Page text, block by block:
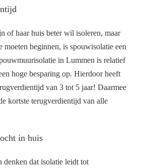
of haar huis beter wil isoleren, maar
moeten beginnen, is spouwisolatie een
in Lummen is relatief
hoge besparing op. Hierdoor heeft
van 3 tot 5 jaar! Daarmee
kortste terugverdientijd van alle
in huis
denken dat isolatie leidt tot